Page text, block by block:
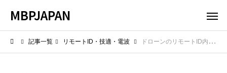
MBPJAPAN
記事一覧 リモートID・技適・電波 ドローンのリモートID内蔵機種の調べ方！対応モデルの確認方法を紹介